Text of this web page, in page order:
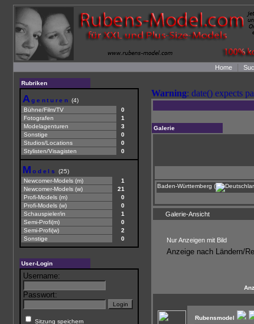
Home|
Rubriken
Agenturen (4)
Bühne/Film/TV
0
Fotografen
1
Modelagenturen
3
Sonstige
0
Studios/Locations
0
Stylisten/Visagisten
0
Models
(25)
Newcomer-Models (m)
1
Newcomer-Models (w)
21
Profi-Models (m)
0
Profi-Models (w)
0
Schauspieler/in
1
Semi-Profi(m)
0
Semi-Profi(w)
2
Sonstige
0
User-Login
Username:
Passwort:
Sitzung speichern
Warning: date() expects
Galerie
Baden-Württemberg (
Galerie-Ansicht
Nur Anzeigen mit Bild
Anzeige nach Ländern/
Rubensmodel